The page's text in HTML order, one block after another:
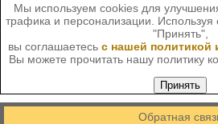
Мы используем cookies для
трафика и персонализации. Используя
"Принять",
вы соглашаетесь с нашей политикой
Вы можете прочитать нашу политику
Принять
Обратная